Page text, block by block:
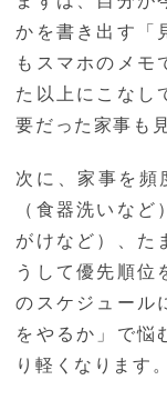
かを書き出す「
もスマホのメモ
た以上にこなし
要だった家事も
次に、家事を頻
（食器洗いな
がけなど）、た
うして優先順位
のスケジュール
をやるか」で悩
り軽くなります。